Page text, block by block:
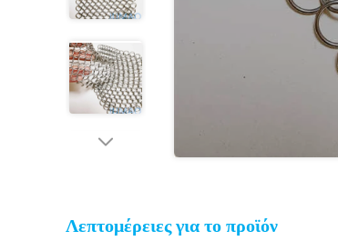
Λεπτομέρειες για το προϊόν